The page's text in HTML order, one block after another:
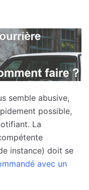
semble abusive,
possible,
La
instance) doit se
avec un